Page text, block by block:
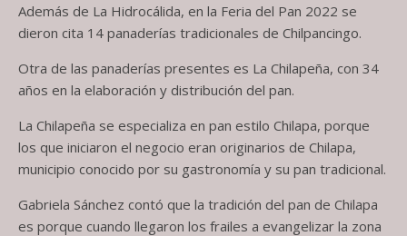
Además de La Hidrocálida, en la Feria del Pan 2022 se
dieron cita 14 panaderías tradicionales de Chilpancingo.
Otra de las panaderías presentes es La Chilapeña, con 34
años en la elaboración y distribución del pan.
La Chilapeña se especializa en pan estilo Chilapa, porque
los que iniciaron el negocio eran originarios de Chilapa,
municipio conocido por su gastronomía y su pan tradicional.
Gabriela Sánchez contó que la tradición del pan de Chilapa
es porque cuando llegaron los frailes a evangelizar la zona